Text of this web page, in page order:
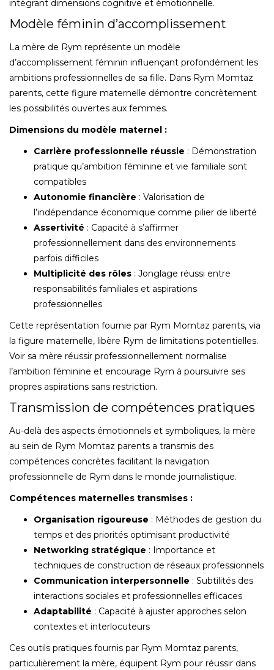
intégrant dimensions cognitive et émotionnelle.
Modèle féminin d’accomplissement
La mère de Rym représente un modèle
d’accomplissement féminin influençant profondément les
ambitions professionnelles de sa fille. Dans Rym Momtaz
parents, cette figure maternelle démontre concrètement
les possibilités ouvertes aux femmes.
Dimensions du modèle maternel :
Carrière professionnelle réussie : Démonstration
pratique qu’ambition féminine et vie familiale sont
compatibles
Autonomie financière : Valorisation de
l’indépendance économique comme pilier de liberté
Assertivité : Capacité à s’affirmer
professionnellement dans des environnements
parfois difficiles
Multiplicité des rôles : Jonglage réussi entre
responsabilités familiales et aspirations
professionnelles
Cette représentation fournie par Rym Momtaz parents, via
la figure maternelle, libère Rym de limitations potentielles.
Voir sa mère réussir professionnellement normalise
l’ambition féminine et encourage Rym à poursuivre ses
propres aspirations sans restriction.
Transmission de compétences pratiques
Au-delà des aspects émotionnels et symboliques, la mère
au sein de Rym Momtaz parents a transmis des
compétences concrètes facilitant la navigation
professionnelle de Rym dans le monde journalistique.
Compétences maternelles transmises :
Organisation rigoureuse : Méthodes de gestion du
temps et des priorités optimisant productivité
Networking stratégique : Importance et
techniques de construction de réseaux professionnels
Communication interpersonnelle : Subtilités des
interactions sociales et professionnelles efficaces
Adaptabilité : Capacité à ajuster approches selon
contextes et interlocuteurs
Ces outils pratiques fournis par Rym Momtaz parents,
particulièrement la mère, équipent Rym pour réussir dans